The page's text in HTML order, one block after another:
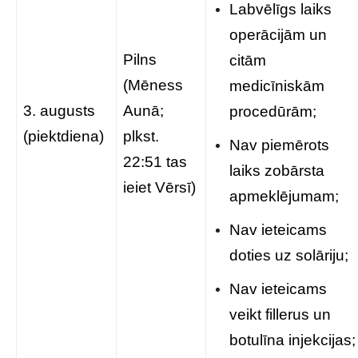
3. augusts
(piektdiena)
Pilns
(Mēness
Aunā;
plkst.
22:51 tas
ieiet Vērsī)
Labvēlīgs laiks
operācijām un
citām
medicīniskām
procedūrām;
Nav piemērots
laiks zobārsta
apmeklējumam;
Nav ieteicams
doties uz solāriju;
Nav ieteicams
veikt fillerus un
botulīna injekcijas;